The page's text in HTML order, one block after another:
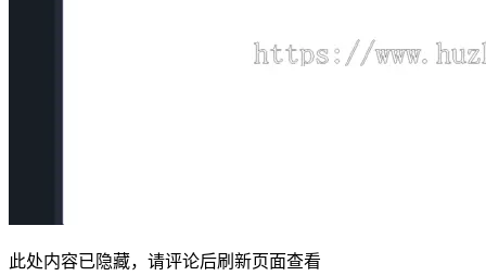
此处内容已隐藏，请评论后刷新页面查看